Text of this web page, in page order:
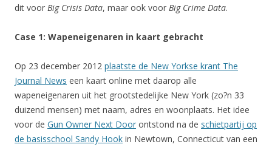
dit voor Big Crisis Data, maar ook voor Big Crime Data.
Case 1: Wapeneigenaren in kaart gebracht
Op 23 december 2012 plaatste de New Yorkse krant The
Journal News een kaart online met daarop alle
wapeneigenaren uit het grootstedelijke New York (zo?n 33
duizend mensen) met naam, adres en woonplaats. Het idee
voor de Gun Owner Next Door ontstond na de schietpartij op
de basisschool Sandy Hook in Newtown, Connecticut van een